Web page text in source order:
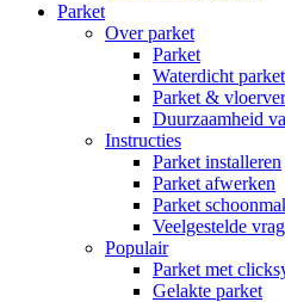
Parket
Over parket
Parket
Waterdicht parket
Parket &
Duurzaamheid
Instructies
Parket installeren
Parket afwerken
Parket
Veelgestelde
Populair
Parket met
Gelakte parket